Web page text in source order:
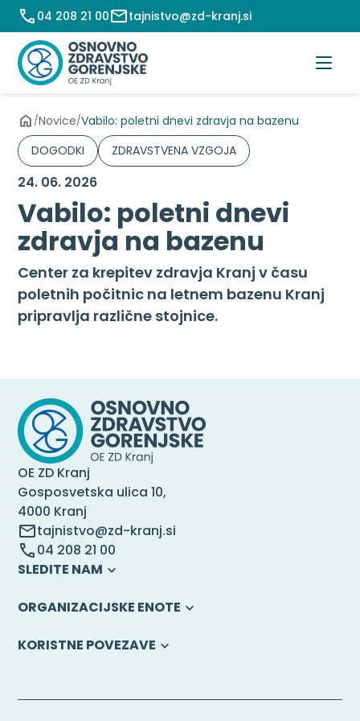
Preskoči
na
vsebino
04 208 21 00 tajnistvo@zd-kranj.si
/Novice/Vabilo: poletni dnevi zdravja na bazenu
DOGODKI
ZDRAVSTVENA VZGOJA
24. 06. 2026
Vabilo: poletni dnevi
zdravja na bazenu
Center za krepitev zdravja Kranj v času
poletnih počitnic na letnem bazenu Kranj
pripravlja različne stojnice.
OE ZD Kranj
Gosposvetska ulica 10,
4000 Kranj
tajnistvo@zd-kranj.si
04 208 21 00
SLEDITE NAM
ORGANIZACIJSKE ENOTE
KORISTNE POVEZAVE